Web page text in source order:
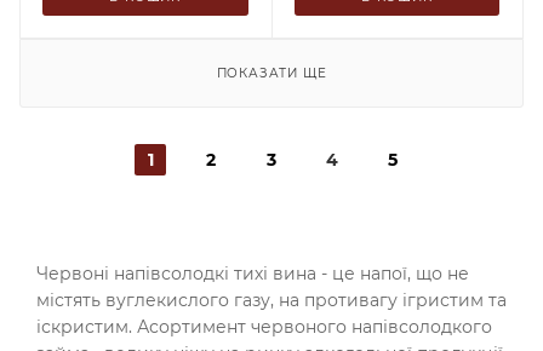
Червоні напівсолодкі тихі вина - це напої, що не
містять вуглекислого газу, на противагу ігристим та
іскристим. Асортимент червоного напівсолодкого
ПОКАЗАТИ ЩЕ
1 2 3 4 5